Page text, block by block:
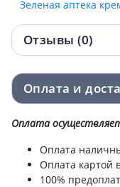
Зеленая аптека
Зеленая аптека
Зеленая аптека
Зеленая аптека
100мл
Отзывы (0)
Оплата и
Оплата
Оплата
Оплата картой
100%